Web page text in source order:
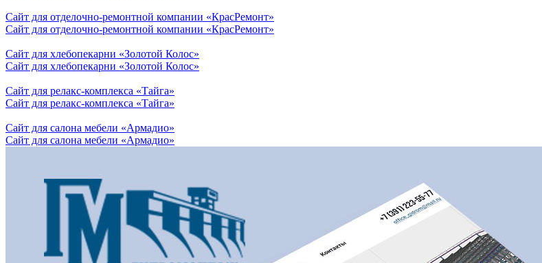
Сайт для отделочно-ремонтной компании «КрасРемонт»
Сайт для отделочно-ремонтной компании «КрасРемонт»
Сайт для хлебопекарни «Золотой Колос»
Сайт для хлебопекарни «Золотой Колос»
Сайт для релакс-комплекса «Тайга»
Сайт для релакс-комплекса «Тайга»
Сайт для салона мебели «Армадио»
Сайт для салона мебели «Армадио»